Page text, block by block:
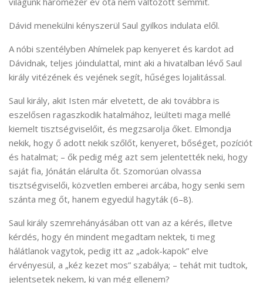
Dávid menekülni kényszerül Saul gyilkos indulata elől.
A nóbi szentélyben Ahímelek pap kenyeret és kardot ad
Dávidnak, teljes jóindulattal, mint aki a hivatalban lévő Saul
király vitézének és vejének segít, hűséges lojalitással.
Saul király, akit Isten már elvetett, de aki továbbra is
eszelősen ragaszkodik hatalmához, leülteti maga mellé
kiemelt tisztségviselőit, és megzsarolja őket. Elmondja
nekik, hogy ő adott nekik szőlőt, kenyeret, bőséget, pozíciót
és hatalmat; – ők pedig még azt sem jelentették neki, hogy
saját fia, Jónátán elárulta őt. Szomorúan olvassa
tisztségviselői, közvetlen emberei arcába, hogy senki sem
szánta meg őt, hanem egyedül hagyták (6–8).
Saul király szemrehányásában ott van az a kérés, illetve
kérdés, hogy én mindent megadtam nektek, ti meg
hálátlanok vagytok, pedig itt az „adok-kapok” elve
érvényesül, a „kéz kezet mos” szabálya; – tehát mit tudtok,
jelentsetek nekem, ki van még ellenem?